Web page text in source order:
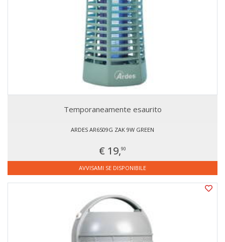
Temporaneamente esaurito
ARDES AR6S09G ZAK 9W GREEN
€ 19,90
AVVISAMI SE DISPONIBILE